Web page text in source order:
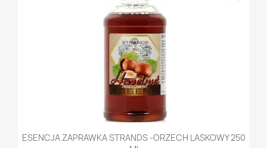
ESENCJA ZAPRAWKA STRANDS -ORZECH LASKOWY 250